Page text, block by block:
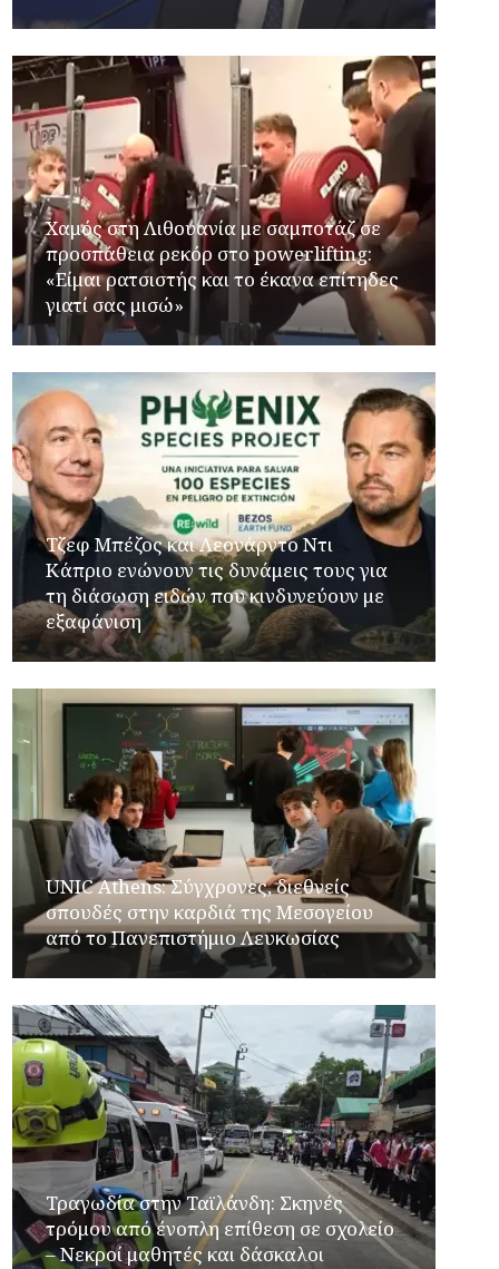
Χαμός στη Λιθουανία με σαμποτάζ σε
προσπάθεια ρεκόρ στο powerlifting:
«Είμαι ρατσιστής και το έκανα επίτηδες
γιατί σας μισώ»
Τζεφ Μπέζος και Λεονάρντο Ντι
Κάπριο ενώνουν τις δυνάμεις τους για
τη διάσωση ειδών που κινδυνεύουν με
εξαφάνιση
UNIC Athens: Σύγχρονες, διεθνείς
σπουδές στην καρδιά της Μεσογείου
από το Πανεπιστήμιο Λευκωσίας
Τραγωδία στην Ταϊλάνδη: Σκηνές
τρόμου από ένοπλη επίθεση σε σχολείο
– Νεκροί μαθητές και δάσκαλοι